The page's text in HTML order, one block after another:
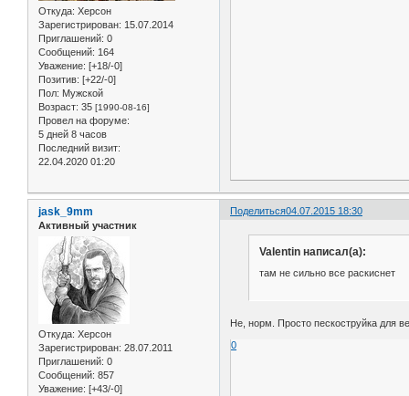
Откуда: Херсон
Зарегистрирован: 15.07.2014
Приглашений: 0
Сообщений: 164
Уважение: [+18/-0]
Позитив: [+22/-0]
Пол: Мужской
Возраст: 35 [1990-08-16]
Провел на форуме:
5 дней 8 часов
Последний визит:
22.04.2020 01:20
Поделиться04.07.2015 18:30
jask_9mm
Активный участник
Откуда: Херсон
Зарегистрирован: 28.07.2011
Приглашений: 0
Сообщений: 857
Уважение: [+43/-0]
Valentin написал(а):
там не сильно все раскиснет
Не, норм. Просто пескоструйка для
0